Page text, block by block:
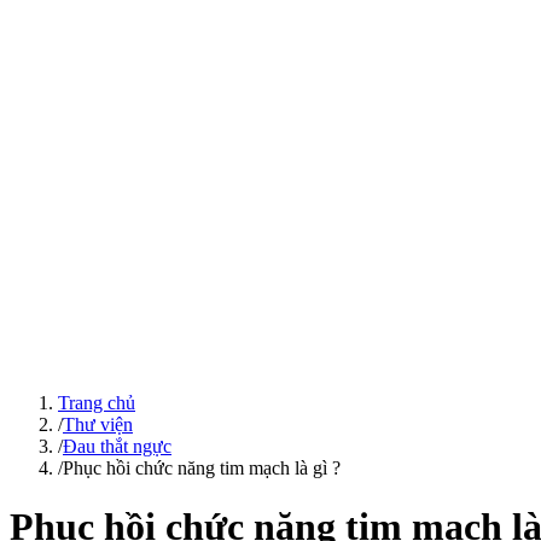
Trang chủ
/Thư viện
/Đau thắt ngực
/Phục hồi chức năng tim mạch là gì ?
Phục hồi chức năng tim mạch